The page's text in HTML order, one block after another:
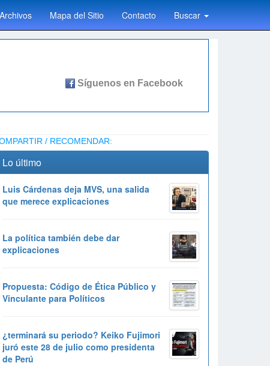
Archivos Mapa del Sitio Contacto Buscar
/ RECOMENDAR:
Lo último
Luis Cárdenas deja MVS, una salida
que merece explicaciones
La política también debe dar
explicaciones
Propuesta: Código de Ética Público y
Vinculante para Políticos
¿terminará su periodo? Keiko Fujimori
juró este 28 de julio como presidenta
de Perú